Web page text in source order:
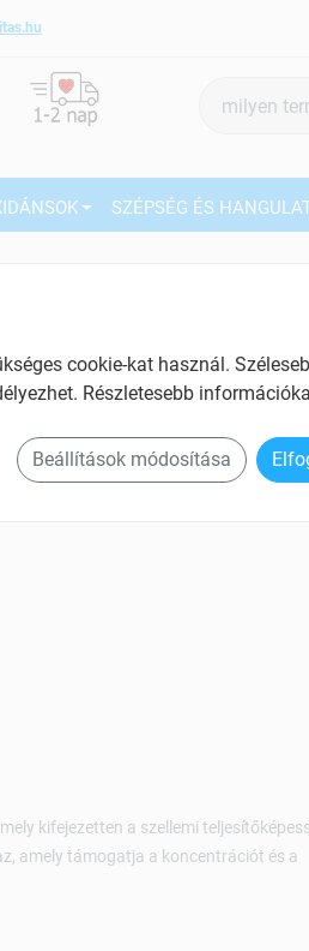
keresés
SZÉPSÉG ÉS
5999860577409
kifejezetten a szellemi
amely támogatja a koncentrációt és a
cookie-kat használ.
Részletesebb
Beállítások módosítása